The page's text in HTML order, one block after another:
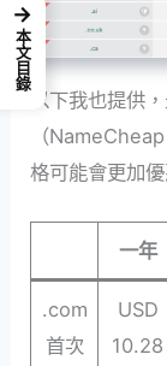
以下我也提供
（
格可能會更加優
一年
.com
首次
USD
10.28
→
本文目錄